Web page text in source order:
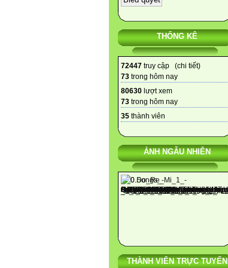
THỐNG KÊ
72447 truy cập (chi tiết)
73 trong hôm nay
80630 lượt xem
73 trong hôm nay
35 thành viên
ẢNH NGẪU NHIÊN
THÀNH VIÊN TRỰC TUYẾN